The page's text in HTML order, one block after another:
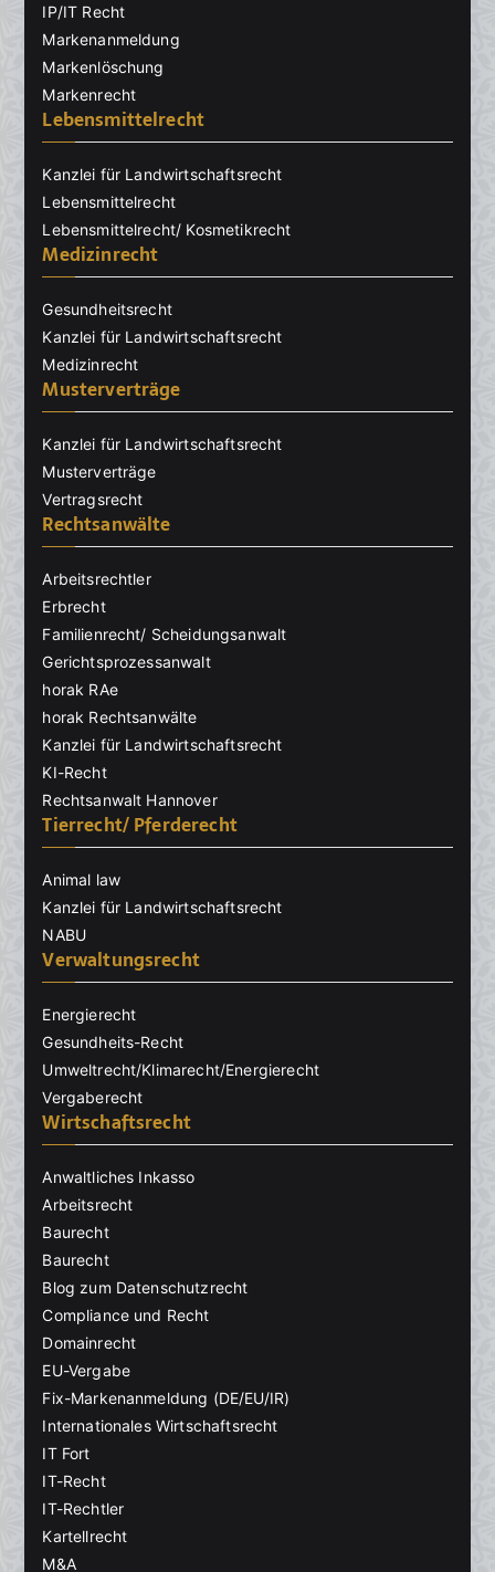
IP/IT Recht
Markenanmeldung
Markenlöschung
Markenrecht
Lebensmittelrecht
Kanzlei für Landwirtschaftsrecht
Lebensmittelrecht
Lebensmittelrecht/ Kosmetikrecht
Medizinrecht
Gesundheitsrecht
Kanzlei für Landwirtschaftsrecht
Medizinrecht
Musterverträge
Kanzlei für Landwirtschaftsrecht
Musterverträge
Vertragsrecht
Rechtsanwälte
Arbeitsrechtler
Erbrecht
Familienrecht/ Scheidungsanwalt
Gerichtsprozessanwalt
horak RAe
horak Rechtsanwälte
Kanzlei für Landwirtschaftsrecht
KI-Recht
Rechtsanwalt Hannover
Tierrecht/ Pferderecht
Animal law
Kanzlei für Landwirtschaftsrecht
NABU
Verwaltungsrecht
Energierecht
Gesundheits-Recht
Umweltrecht/Klimarecht/Energierecht
Vergaberecht
Wirtschaftsrecht
Anwaltliches Inkasso
Arbeitsrecht
Baurecht
Baurecht
Blog zum Datenschutzrecht
Compliance und Recht
Domainrecht
EU-Vergabe
Fix-Markenanmeldung (DE/EU/IR)
Internationales Wirtschaftsrecht
IT Fort
IT-Recht
IT-Rechtler
Kartellrecht
M&A